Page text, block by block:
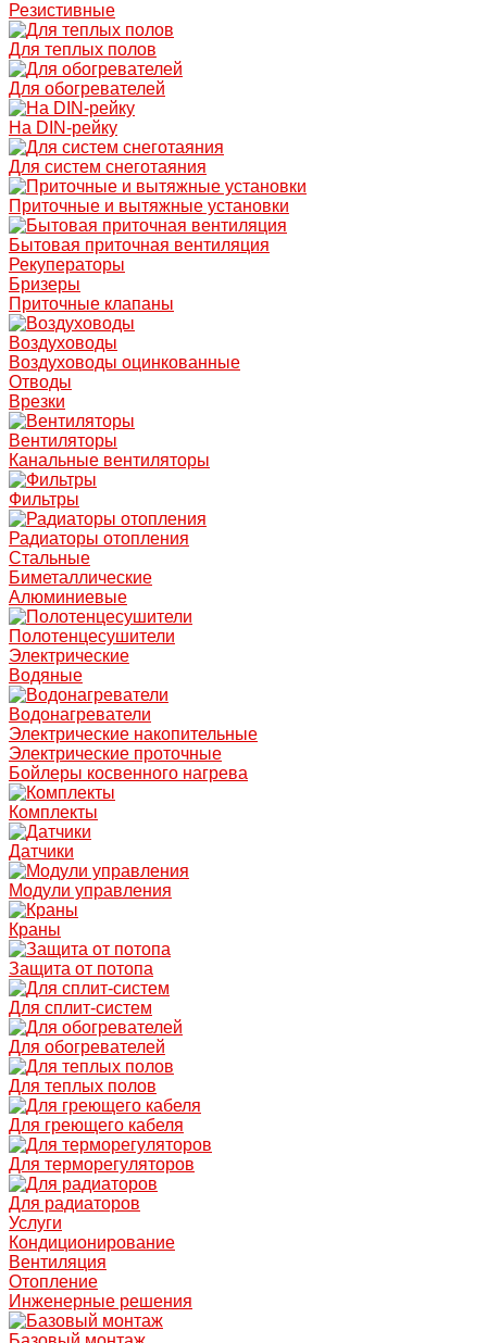
Резистивные
Для теплых полов
Для обогревателей
На DIN-рейку
Для систем снеготаяния
Приточные и вытяжные установки
Бытовая приточная вентиляция
Рекуператоры
Бризеры
Приточные клапаны
Воздуховоды
Воздуховоды оцинкованные
Отводы
Врезки
Вентиляторы
Канальные вентиляторы
Фильтры
Радиаторы отопления
Стальные
Биметаллические
Алюминиевые
Полотенцесушители
Электрические
Водяные
Водонагреватели
Электрические накопительные
Электрические проточные
Бойлеры косвенного нагрева
Комплекты
Датчики
Модули управления
Краны
Защита от потопа
Для сплит-систем
Для обогревателей
Для теплых полов
Для греющего кабеля
Для терморегуляторов
Для радиаторов
Услуги
Кондиционирование
Вентиляция
Отопление
Инженерные решения